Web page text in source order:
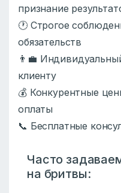
признание
🕐 Строгое
обязательств
👨‍💼
клиенту
💰 Конкурентные
оплаты
📞 Бесплатные
Часто
на бритвы: